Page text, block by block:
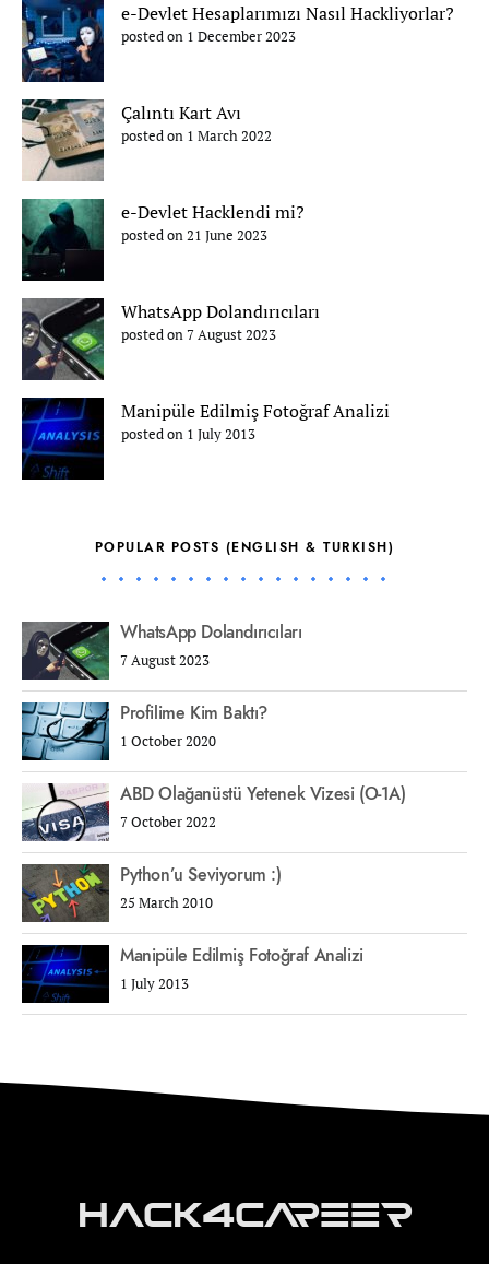
e-Devlet Hesaplarımızı Nasıl Hackliyorlar?
posted on 1 December 2023
Çalıntı Kart Avı
posted on 1 March 2022
e-Devlet Hacklendi mi?
posted on 21 June 2023
WhatsApp Dolandırıcıları
posted on 7 August 2023
Manipüle Edilmiş Fotoğraf Analizi
posted on 1 July 2013
POPULAR POSTS (ENGLISH & TURKISH)
WhatsApp Dolandırıcıları
7 August 2023
Profilime Kim Baktı?
1 October 2020
ABD Olağanüstü Yetenek Vizesi (O-1A)
7 October 2022
Python’u Seviyorum :)
25 March 2010
Manipüle Edilmiş Fotoğraf Analizi
1 July 2013
Hack4Career